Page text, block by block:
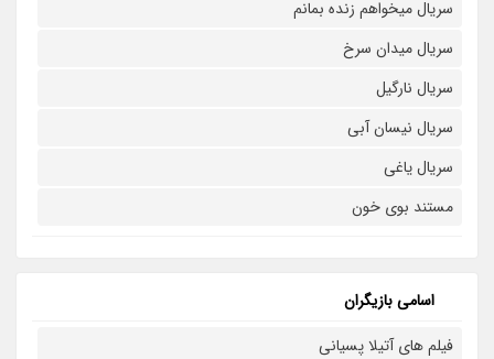
سریال میخواهم زنده بمانم
سریال میدان سرخ
سریال نارگیل
سریال نیسان آبی
سریال یاغی
مستند بوی خون
اسامی بازیگران
فیلم های آتیلا پسیانی